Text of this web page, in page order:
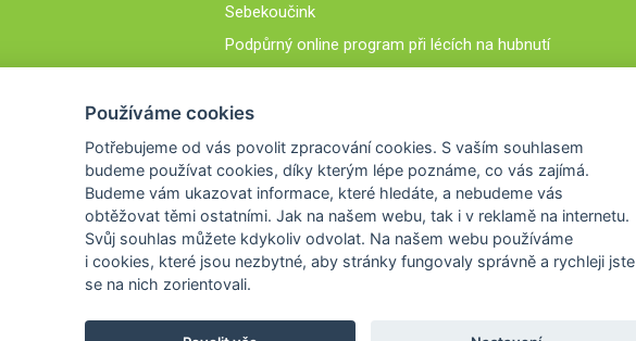
Sebekoučink
Podpůrný online program při lécích na hubnutí
Používáme cookies
Potřebujeme od vás povolit zpracování cookies. S vaším souhlasem
budeme používat cookies, díky kterým lépe poznáme, co vás zajímá.
Budeme vám ukazovat informace, které hledáte, a nebudeme vás
obtěžovat těmi ostatními. Jak na našem webu, tak i v reklamě na internetu.
Svůj souhlas můžete kdykoliv odvolat. Na našem webu používáme
i cookies, které jsou nezbytné, aby stránky fungovaly správně a rychleji jste
se na nich zorientovali.